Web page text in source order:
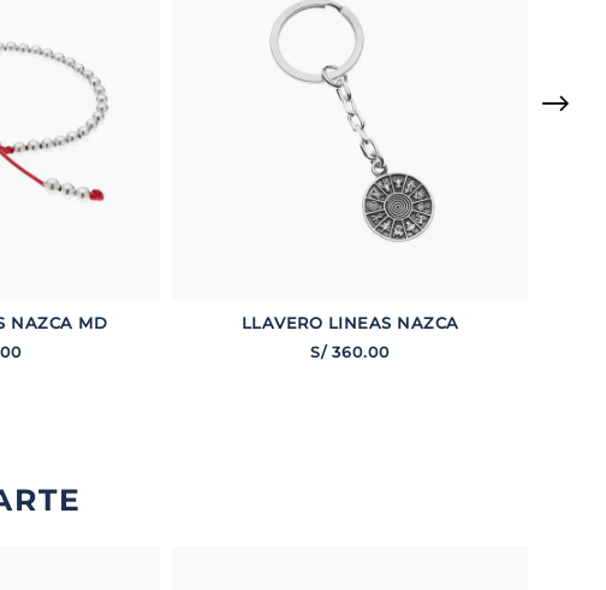
NAZCA MD
00
LLAVERO LINEAS NAZCA
S/ 360.00